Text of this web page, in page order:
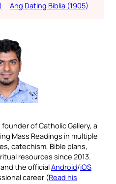
Ang Dating Biblia (1905)
of Catholic Gallery, a
Mass Readings in multiple
catechism, Bible plans,
resources since 2013.
the officialAndroid/iOS
career (Read his